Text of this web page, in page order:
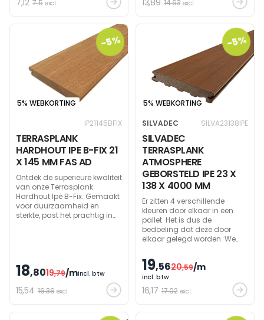
absoluut pareltje in ons
7,12 7.5 excl. 13,89 14.63 excl.
-5%
5% WEBKORTING
IP21145BFIX
TERRASPLANK
HARDHOUT IPE B-FIX 21
X 145 MM FAS AD
Ontdek de superieure kwaliteit
van onze Terrasplank
Hardhout Ipé B-Fix. Gemaakt
voor duurzaamheid en
sterkte, past het prachtig in
Eenvoudige montage met B-
Fix of Hardwood Clips.
18,8019,79/mincl. btw
15,54 16.36 excl.
-5%
5% WEBKORTING
SILVADEC
SILVA23138IPE
SILVADEC
TERRASPLANK
ATMOSPHERE
GEBORSTELD IPE 23 X
138 X 4000 MM
Er zitten 4 verschillende
kleuren door elkaar in een
pallet. Het is dus de
bedoeling dat deze door
elkaar gelegd worden. We
de verschillende kleuren. Een
composietterras met
exotische houtlook ! De
Atmosphere Nuances Ipé
terrasplank neemt alle
terrasplanken in exotisch ipé
19,5620,59/m
incl. btw
16,17 17.02 excl.